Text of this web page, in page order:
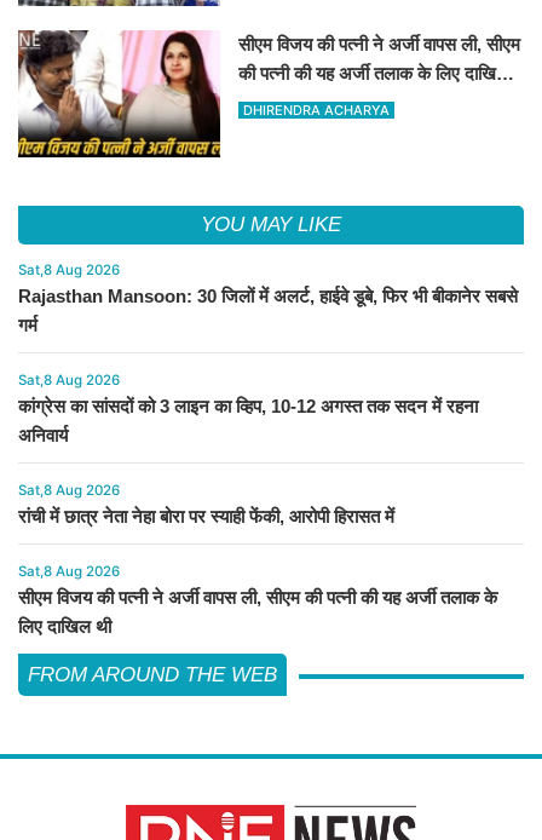
सीएम विजय की पत्नी ने अर्जी वापस ली, सीएम
की पत्नी की यह अर्जी तलाक के लिए दाखिल
थी
DHIRENDRA ACHARYA
YOU MAY LIKE
Sat,8 Aug 2026
Rajasthan Mansoon: 30 जिलों में अलर्ट, हाईवे डूबे, फिर भी बीकानेर सबसे
गर्म
Sat,8 Aug 2026
कांग्रेस का सांसदों को 3 लाइन का व्हिप, 10-12 अगस्त तक सदन में रहना
अनिवार्य
Sat,8 Aug 2026
रांची में छात्र नेता नेहा बोरा पर स्याही फेंकी, आरोपी हिरासत में
Sat,8 Aug 2026
सीएम विजय की पत्नी ने अर्जी वापस ली, सीएम की पत्नी की यह अर्जी तलाक के
लिए दाखिल थी
FROM AROUND THE WEB